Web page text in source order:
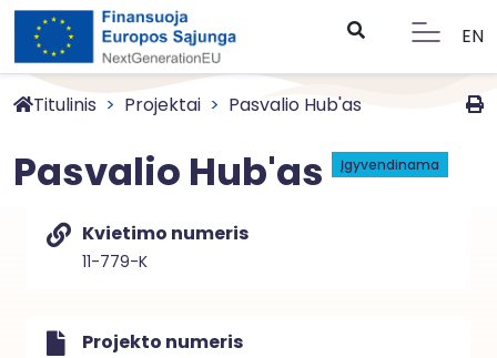
EN
Titulinis Projektai Pasvalio Hub'as
Pasvalio Hub'as Įgyvendinama
Kvietimo numeris
11-779-K
Projekto numeris